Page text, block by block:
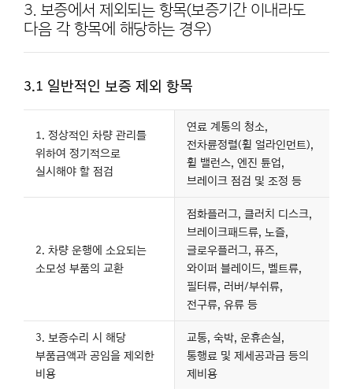
3. 보증에서 제외되는 항목(보증기간 이내라도
다음 각 항목에 해당하는 경우)
3.1 일반적인 보증 제외 항목
1. 정상적인 차량 관리를
위하여 정기적으로
실시해야 할 점검
연료 계통의 청소,
전차륜정렬(휠 얼라인먼트),
휠 밸런스, 엔진 튠업,
브레이크 점검 및 조정 등
2. 차량 운행에 소요되는
소모성 부품의 교환
점화플러그, 클러치 디스크,
브레이크패드류, 노즐,
글로우플러그, 퓨즈,
와이퍼 블레이드, 벨트류,
필터류, 러버/부쉬류,
전구류, 유류 등
3. 보증수리 시 해당
부품금액과 공임을 제외한
비용
교통, 숙박, 운휴손실,
통행료 및 제세공과금 등의
제비용